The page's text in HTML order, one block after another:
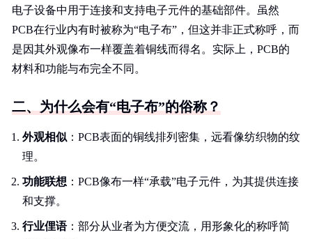
电子设备中用于连接和支持电子元件的基础部件。虽然
PCB在行业内有时被称为“电子布”，但这并非正式称呼，而
是因其外观像布一样覆盖着铜线而得名。实际上，PCB的
材料和功能与布完全不同。
二、为什么会有“电子布”的俗称？
外观相似 ：PCB表面的铜线排列密集，远看像纺织物的纹
理。
功能联想 ：PCB像布一样“承载”电子元件，为其提供连接
和支撑。
行业俚语：部分从业者为方便交流，用形象化的称呼简